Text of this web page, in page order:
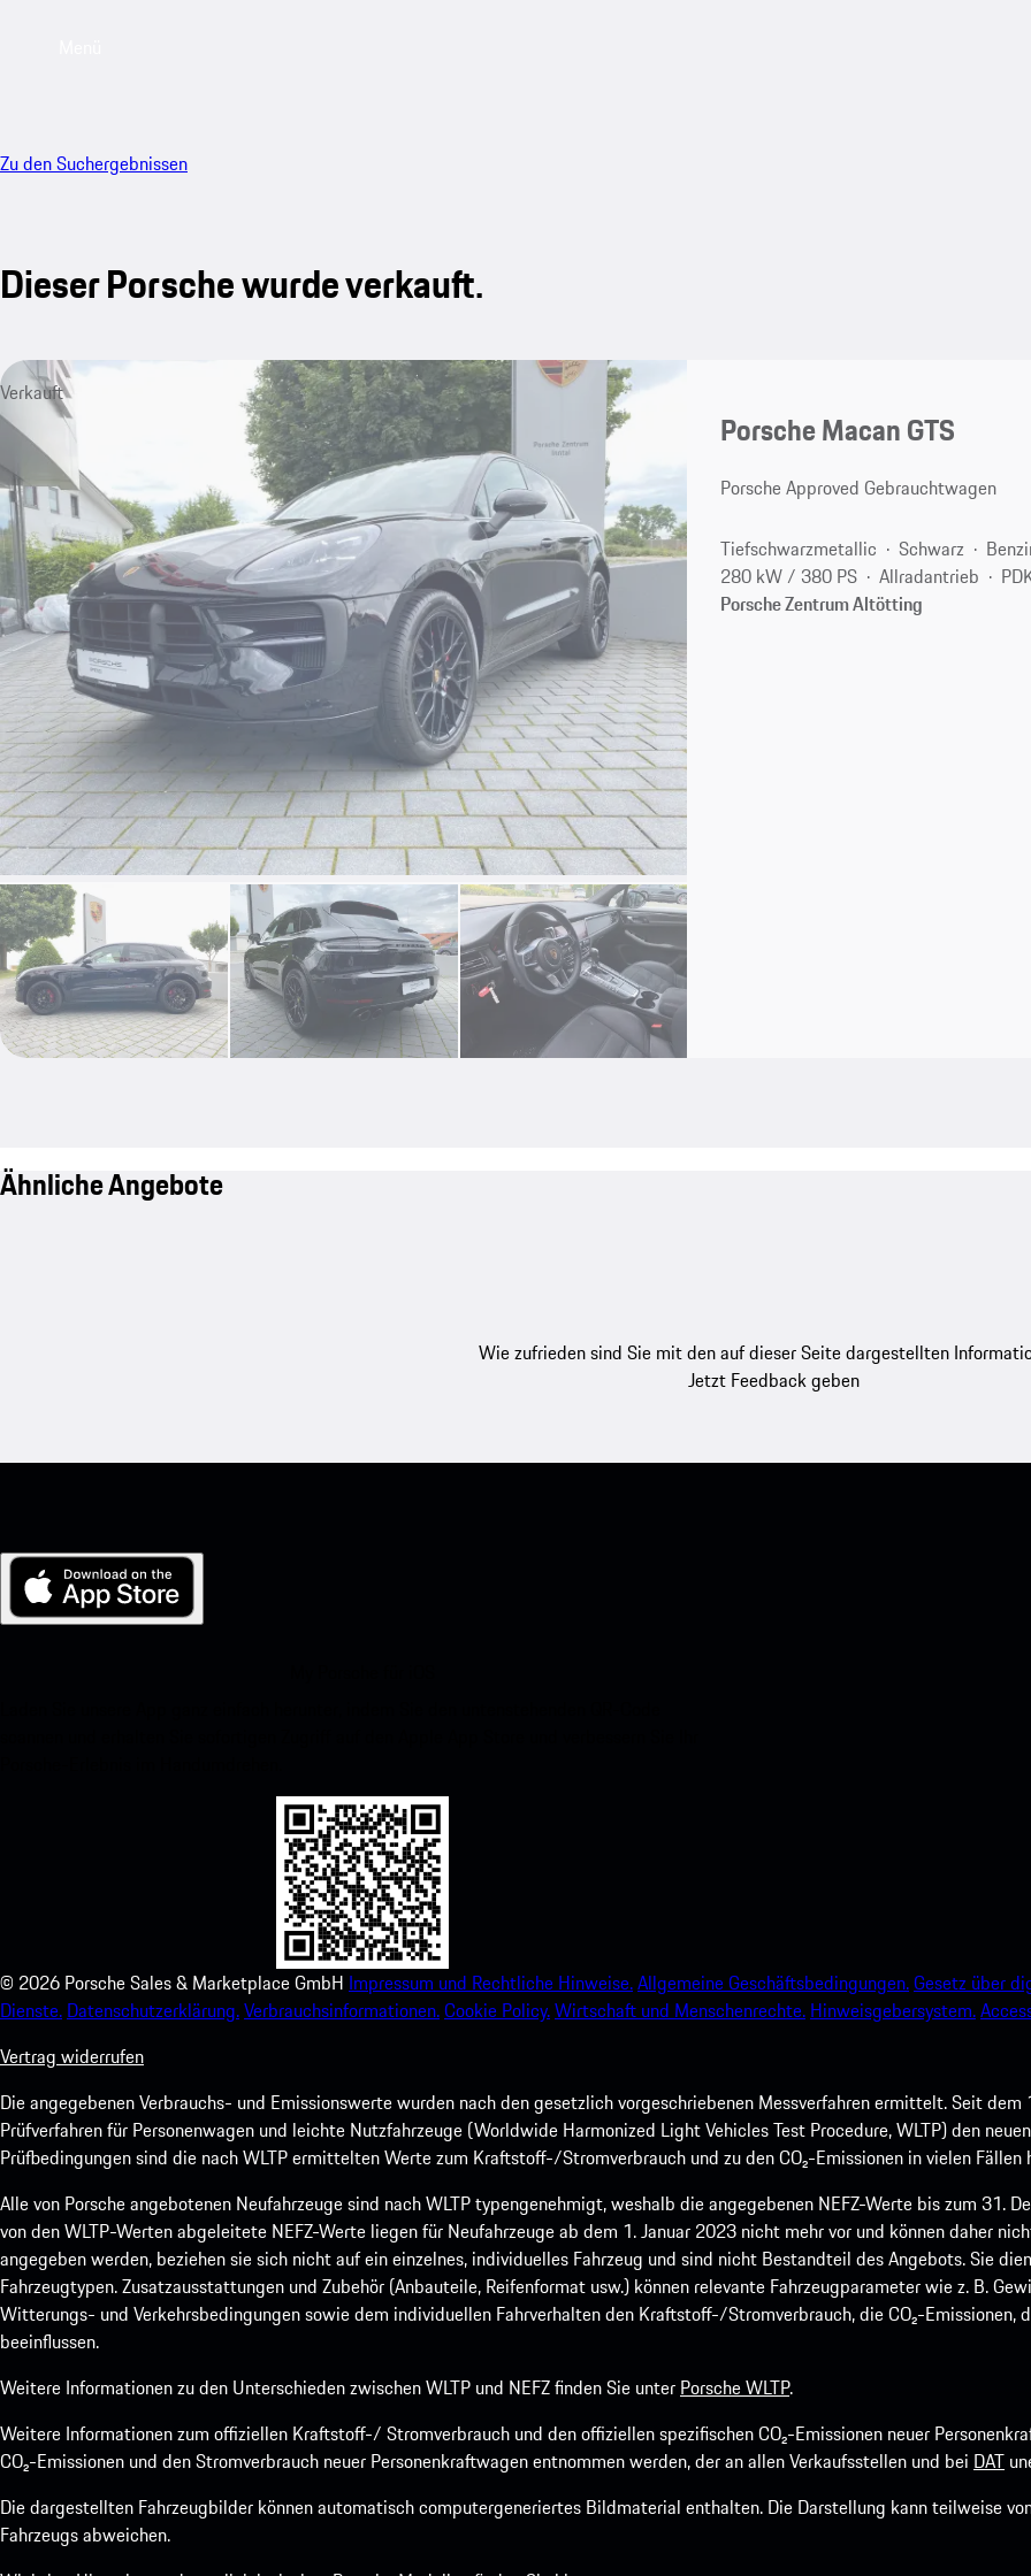
Zu den Suchergebnissen
Dieser Porsche wurde verkauft.
Verkauft
Porsche Macan GTS
Porsche Approved Gebrauchtwagen
Tiefschwarzmetallic Schwarz
280 kW / 380 PS
Allradantrieb
Porsche Zentrum Altötting
Ähnliche Angebote
Wie zufrieden sind Sie mit den auf dieser Seite dargestellten
Jetzt Feedback geben
© 2026 Porsche Sales & Marketplace GmbH Impressum und Rechtliche Hinweise.Allgemeine Geschäftsbedingungen.Gesetz über
Dienste. Datenschutzerklärung.Verbrauchsinformationen.Cookie Policy.Wirtschaft und Menschenrechte. Hinweisgebersystem.
Vertrag widerrufen
Die angegebenen Verbrauchs- und Emissionswerte wurden nach den gesetzlich vorgeschriebenen Messverfahren ermittelt. Seit
Prüfverfahren für Personenwagen und leichte Nutzfahrzeuge (Worldwide Harmonized Light Vehicles Test Procedure, WLTP) den
Prüfbedingungen sind die nach WLTP ermittelten Werte zum Kraftstoff-/Stromverbrauch und zu den CO₂-Emissionen in vielen
Alle von Porsche angebotenen Neufahrzeuge sind nach WLTP typengenehmigt, weshalb die angegebenen NEFZ-Werte bis zum 31.
von den WLTP-Werten abgeleitete NEFZ-Werte liegen für Neufahrzeuge ab dem 1. Januar 2023 nicht mehr vor und können daher
angegeben werden, beziehen sie sich nicht auf ein einzelnes, individuelles Fahrzeug und sind nicht Bestandteil des Angebots. Sie
Fahrzeugtypen. Zusatzausstattungen und Zubehör (Anbauteile, Reifenformat usw.) können relevante Fahrzeugparameter wie z. B.
Witterungs- und Verkehrsbedingungen sowie dem individuellen Fahrverhalten den Kraftstoff-/Stromverbrauch, die CO₂-Emissionen,
beeinflussen.
Weitere Informationen zu den Unterschieden zwischen WLTP und NEFZ finden Sie unter Porsche WLTP.
Weitere Informationen zum offiziellen Kraftstoff-/ Stromverbrauch und den offiziellen spezifischen CO₂-Emissionen neuer
CO₂-Emissionen und den Stromverbrauch neuer Personenkraftwagen entnommen werden, der an allen Verkaufsstellen und bei DAT
Die dargestellten Fahrzeugbilder können automatisch computergeneriertes Bildmaterial enthalten. Die Darstellung kann teilweise
Fahrzeugs abweichen.